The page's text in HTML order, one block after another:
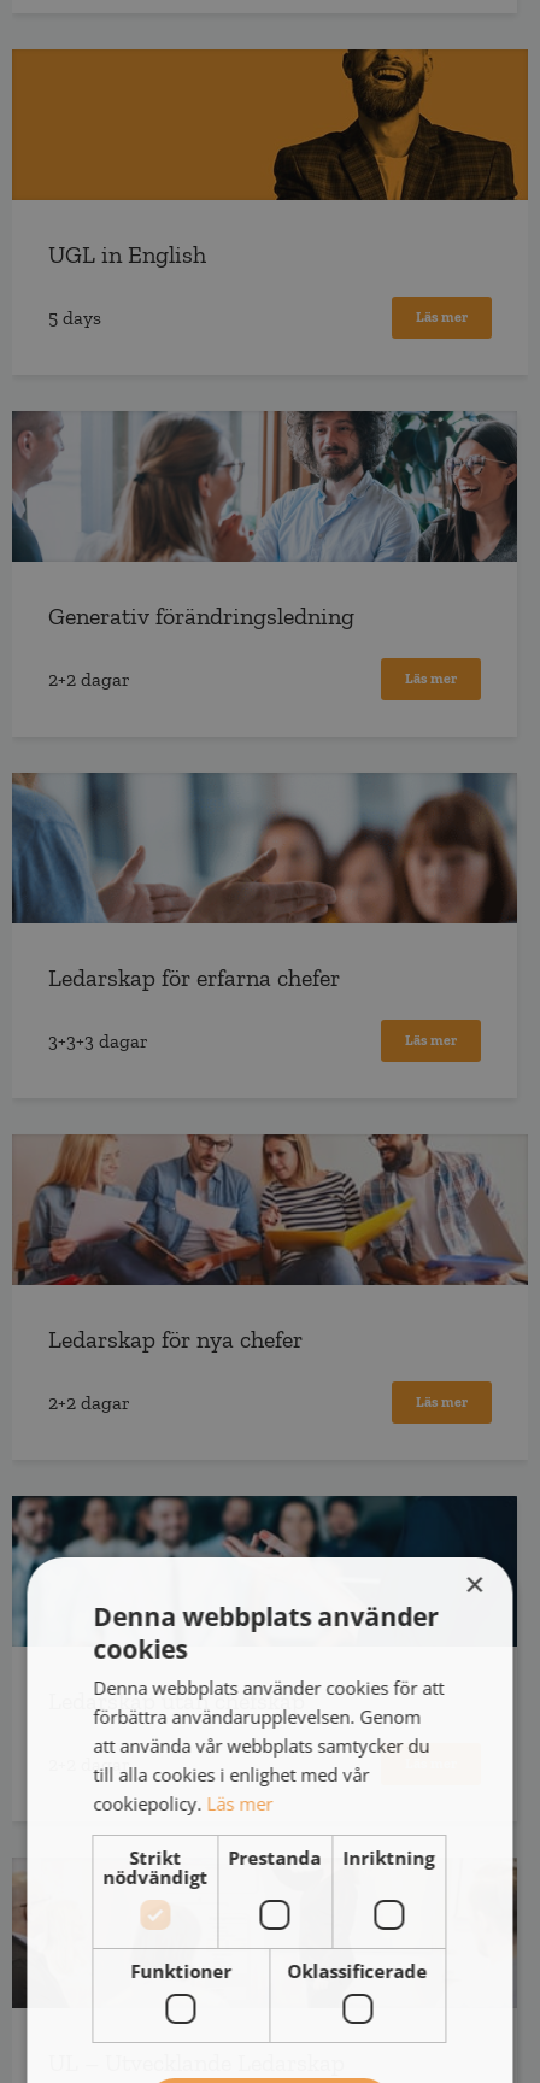
UGL in English
5 days Läs mer
Generativ förändringsledning
2+2 dagar Läs mer
Ledarskap för erfarna chefer
3+3+3 dagar Läs mer
Ledarskap för nya chefer
2+2 dagar Läs mer
Ledarskap utan chefskap
2+2 dagar
×
Denna webbplats använder
cookies
Denna webbplats använder cookies för att
förbättra användarupplevelsen. Genom
att använda vår webbplats samtycker du
till alla cookies i enlighet med vår
cookiepolicy. Läs mer
Strikt
nödvändigt
Prestanda Inriktning
Funktioner Oklassificerade